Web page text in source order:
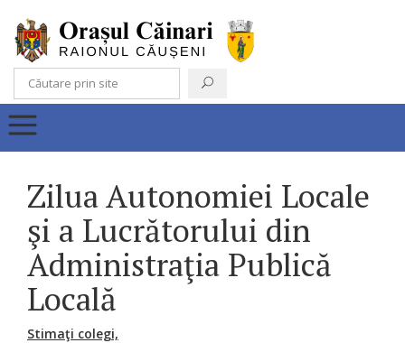
Zilua Autonomiei Locale
şi a Lucrătorului din
Administraţia Publică
Locală
Stimaţi colegi,